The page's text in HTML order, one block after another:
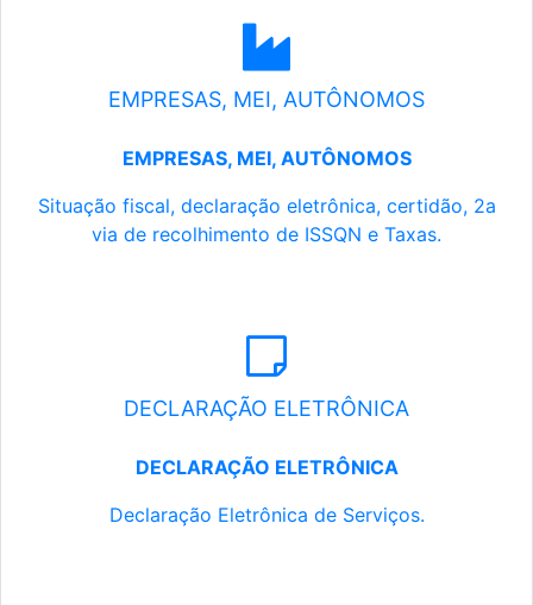
EMPRESAS, MEI, AUTÔNOMOS
EMPRESAS, MEI, AUTÔNOMOS
Situação fiscal, declaração eletrônica, certidão, 2a
via de recolhimento de ISSQN e Taxas.
DECLARAÇÃO ELETRÔNICA
DECLARAÇÃO ELETRÔNICA
Declaração Eletrônica de Serviços.